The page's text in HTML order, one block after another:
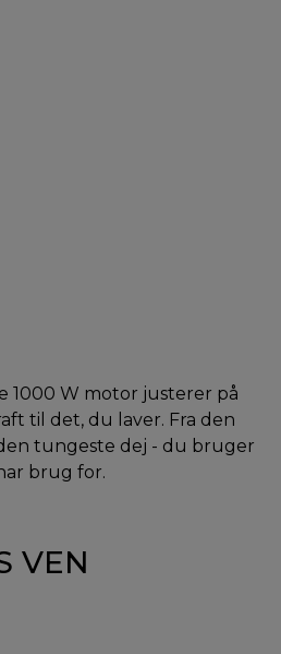
1000 W motor justerer på
til det, du laver. Fra den
tungeste dej - du bruger
brug for.
VEN